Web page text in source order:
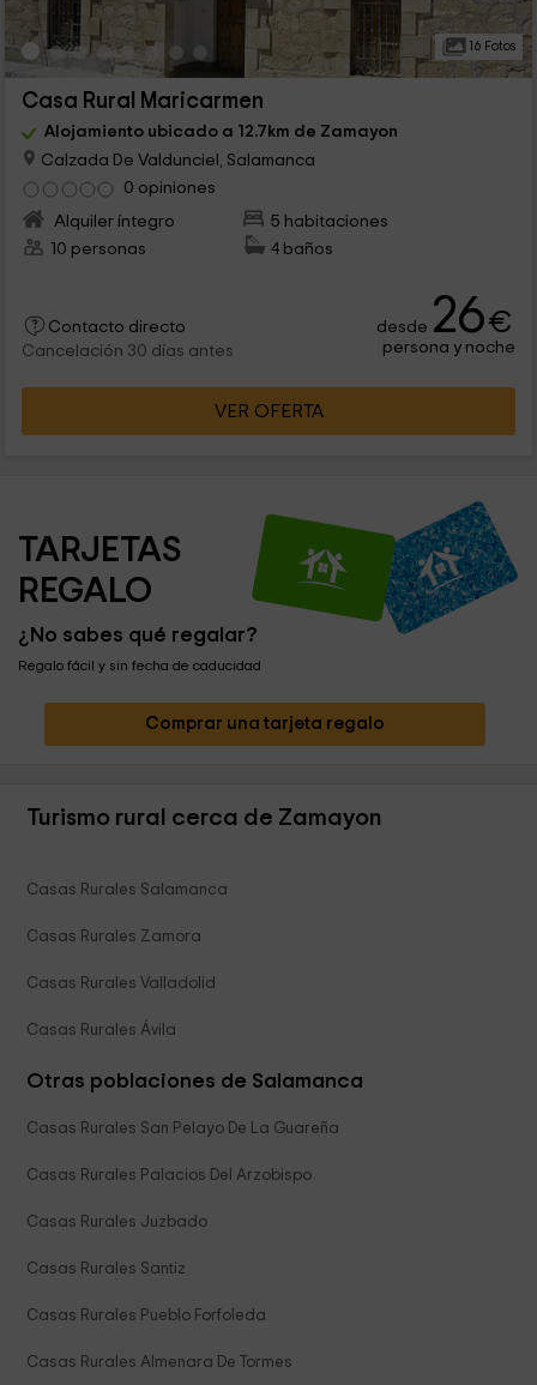
16 Fotos
Casa Rural Maricarmen
Alojamiento ubicado a 12.7km de Zamayon
Calzada De Valdunciel, Salamanca
0 opiniones
Alquiler íntegro
5 habitaciones
10 personas
4 baños
Contacto directo
Cancelación 30 días antes
desde 26€
persona y noche
VER OFERTA
TARJETAS
REGALO
¿No sabes qué regalar?
Regalo fácil y sin fecha de caducidad
Comprar una tarjeta regalo
Turismo rural cerca de Zamayon
Casas Rurales Salamanca
Casas Rurales Zamora
Casas Rurales Valladolid
Casas Rurales Ávila
Otras poblaciones de Salamanca
Casas Rurales San Pelayo De La Guareña
Casas Rurales Palacios Del Arzobispo
Casas Rurales Juzbado
Casas Rurales Santiz
Casas Rurales Pueblo Forfoleda
Casas Rurales Almenara De Tormes